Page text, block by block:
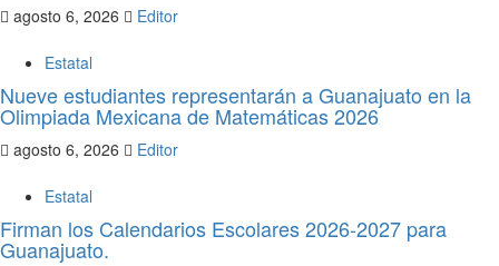
agosto 6, 2026 Editor
Estatal
Nueve estudiantes representarán a Guanajuato en la
Olimpiada Mexicana de Matemáticas 2026
agosto 6, 2026 Editor
Estatal
Firman los Calendarios Escolares 2026-2027 para
Guanajuato.